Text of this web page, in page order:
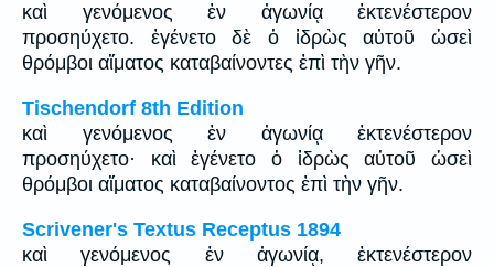
καὶ γενόμενος ἐν ἀγωνίᾳ ἐκτενέστερον
προσηύχετο. ἐγένετο δὲ ὁ ἱδρὼς αὐτοῦ ὡσεὶ
θρόμβοι αἵματος καταβαίνοντες ἐπὶ τὴν γῆν.
Tischendorf 8th Edition
καὶ γενόμενος ἐν ἀγωνίᾳ ἐκτενέστερον
προσηύχετο· καὶ ἐγένετο ὁ ἱδρὼς αὐτοῦ ὡσεὶ
θρόμβοι αἵματος καταβαίνοντος ἐπὶ τὴν γῆν.
Scrivener's Textus Receptus 1894
καὶ γενόμενος ἐν ἀγωνίᾳ, ἐκτενέστερον